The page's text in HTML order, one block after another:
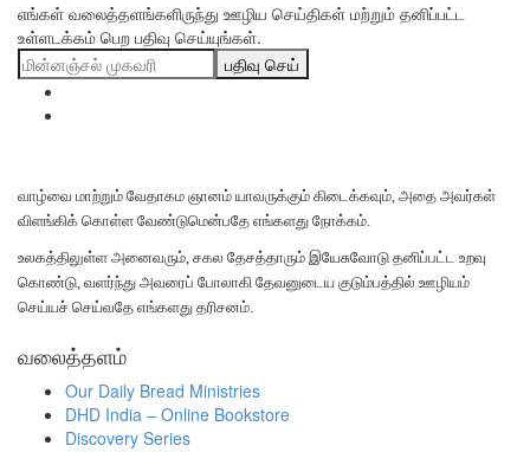
எங்கள் வலைத்தளங்களிருந்து ஊழிய செய்திகள் மற்றும் தனிப்பட்ட
உள்ளடக்கம் பெற பதிவு செய்யுங்கள்.
பதிவு செய்
வாழ்வை மாற்றும் வேதாகம ஞானம் யாவருக்கும் கிடைக்கவும், அதை அவர்கள்
விளங்கிக் கொள்ள வேண்டுமென்பதே எங்களது நோக்கம்.
உலகத்திலுள்ள அனைவரும், சகல தேசத்தாரும் இயேசுவோடு தனிப்பட்ட உறவு
கொண்டு, வளர்ந்து அவரைப் போலாகி தேவனுடைய குடும்பத்தில் ஊழியம்
செய்யச் செய்வதே எங்களது தரிசனம்.
வலைத்தளம்
Our Daily Bread Ministries
DHD India – Online Bookstore
Discovery Series